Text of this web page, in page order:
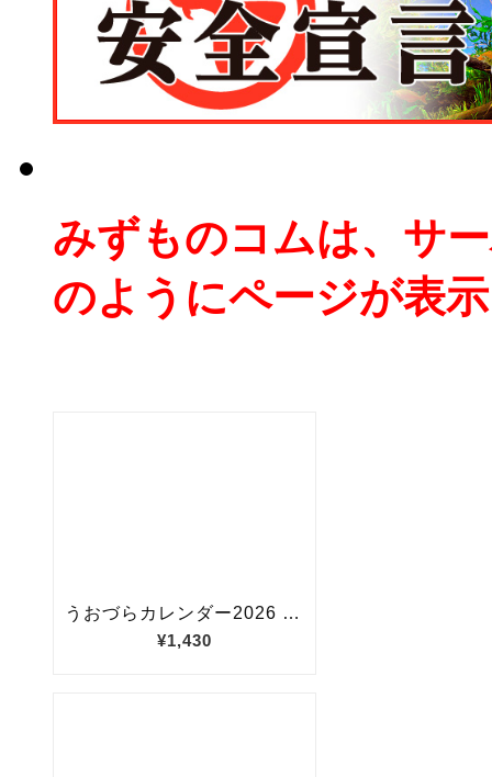
みずものコムは、サ
のようにページが表